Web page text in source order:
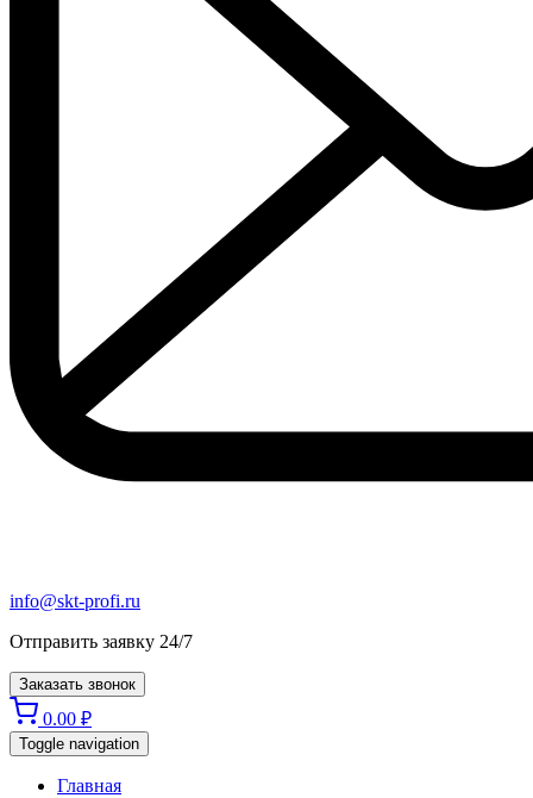
info@skt-profi.ru
Отправить заявку 24/7
Заказать звонок
0.00 ₽
Toggle navigation
Главная